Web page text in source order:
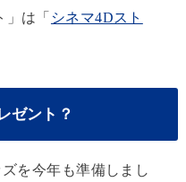
は「 シネマ4Dスト
ゼント？
を今年も準備しまし